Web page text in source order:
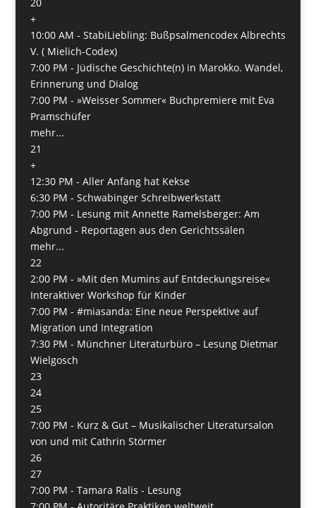
+
10:00 AM - StabiLiebling: Bußpsalmencodex Albrechts
V. ( Mielich-Codex)
7:00 PM - Jüdische Geschichte(n) in Marokko. Wandel,
Erinnerung und Dialog
7:00 PM - »Weisser Sommer« Buchpremiere mit Eva
Pramschüfer
mehr...
21
+
12:30 PM - Aller Anfang hat Kekse
6:30 PM - Schwabinger Schreibwerkstatt
7:00 PM - Lesung mit Annette Ramelsberger: Am
Abgrund - Reportagen aus den Gerichtssälen
mehr...
22
2:00 PM - »Mit den Mumins auf Entdeckungsreise«
Interaktiver Workshop für Kinder
7:00 PM - #miasanda: Eine neue Perspektive auf
Migration und Integration
7:30 PM - Münchner Literaturbüro – Lesung Dietmar
Wielgosch
23
24
25
7:00 PM - Kurz & Gut – Musikalischer Literatursalon
von und mit Cathrin Störmer
26
27
7:00 PM - Tamara Ralis - Lesung